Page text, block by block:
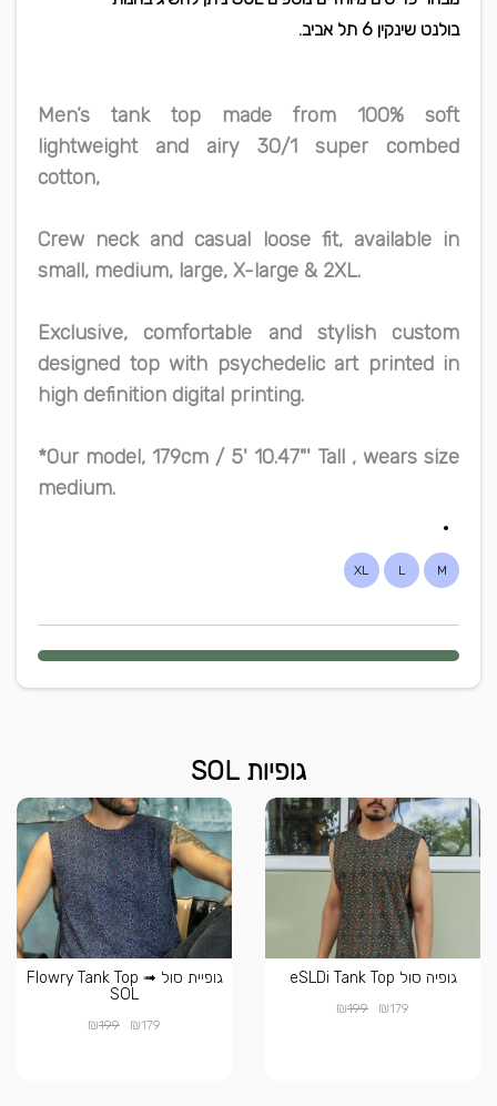
בולנט שינקין 6 תל אביב.
Men’s tank top made from 100% soft
lightweight and airy 30/1 super combed
cotton,
Crew neck and casual loose fit, available in
small, medium, large, X-large & 2XL.
Exclusive, comfortable and stylish custom
designed top with psychedelic art printed in
high definition digital printing.
*Our model, 179cm / 5' 10.47"' Tall , wears size
medium.
M
L
XL
גופיות SOL
גופיה סול eSLDi Tank Top
₪179
₪199
גופיית סול Flowry Tank Top ➟
SOL
₪179
₪199